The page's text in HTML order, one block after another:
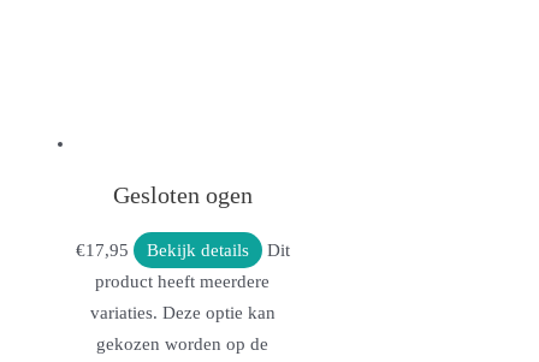
Gesloten ogen
€17,95 Bekijk details
Dit
product heeft meerdere
variaties. Deze optie kan
gekozen worden op de